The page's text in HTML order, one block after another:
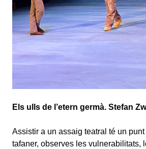
Els ulls de l’etern germà. Stefan
Assistir a un assaig teatral té un
tafaner, observes les vulnerabilitats,